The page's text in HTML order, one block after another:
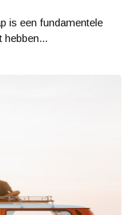
is een fundamentele
hebben...